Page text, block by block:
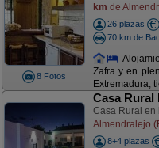
8 Fotos
km de
26 plazas
70 km de
Zafra y en
Extremadura,
Casa Rural
Casa Rural en
Almendralejo
8+4 plazas